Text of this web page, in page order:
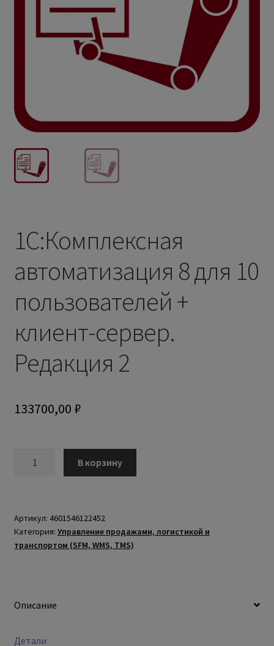
1С:Комплексная
автоматизация 8 для 10
пользователей +
клиент-сервер.
Редакция 2
133700,00 ₽
В корзину
Артикул: 4601546122452
Категория: Управление продажами, логистикой и
транспортом (SFM, WMS, TMS)
Описание
Детали